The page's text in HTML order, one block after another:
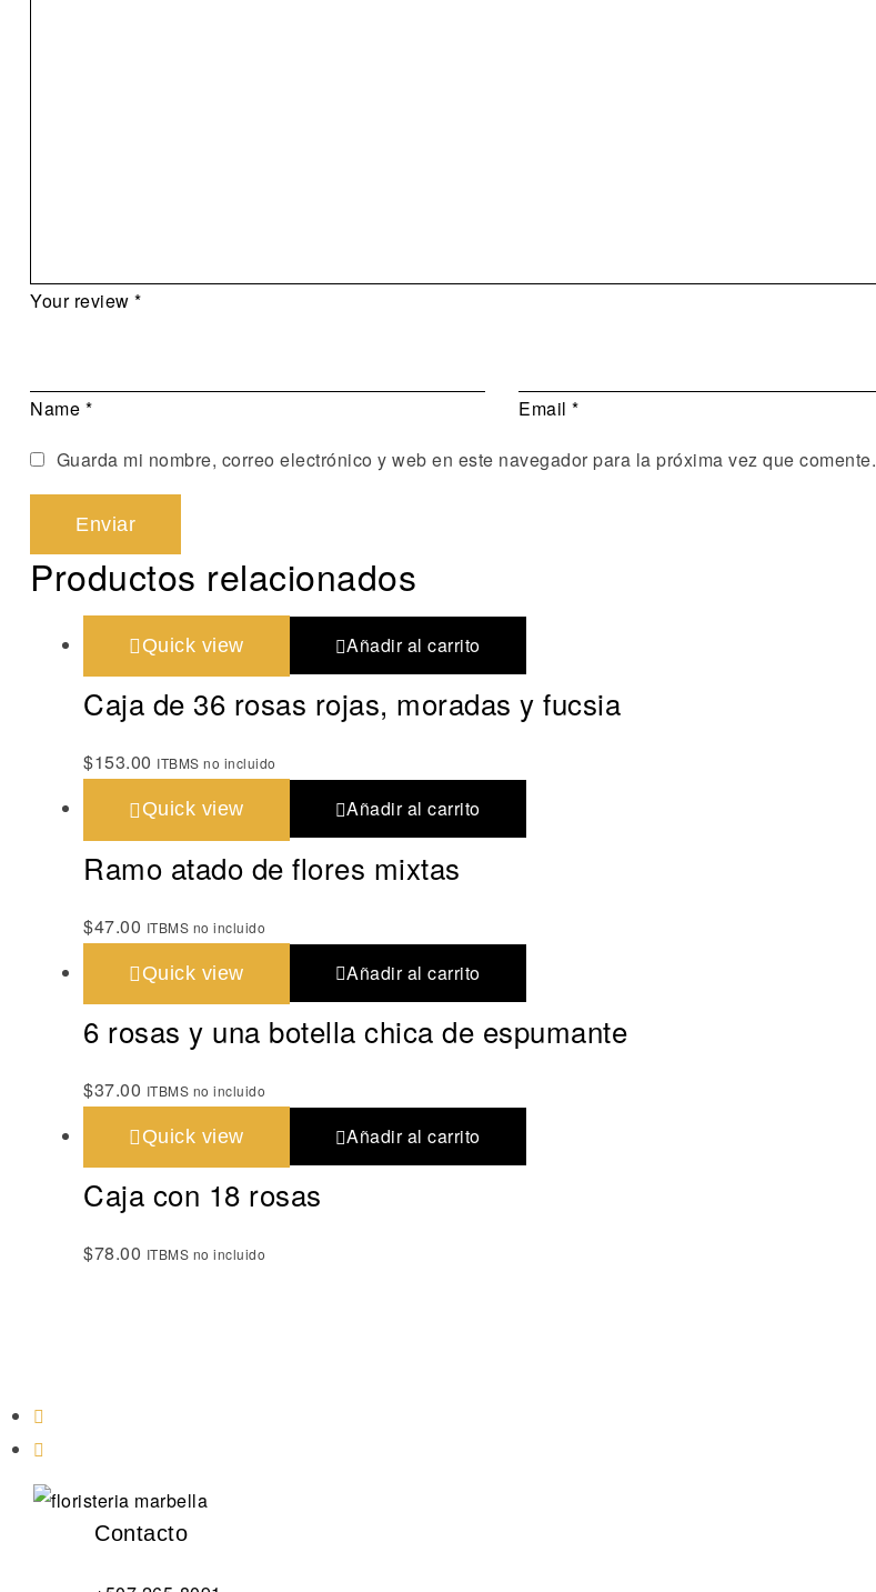
Your review *
Name * Email *
Guarda mi nombre, correo electrónico y web en este navegador para la próxima vez que comente.
Productos relacionados
Quick view Añadir al carrito
Caja de 36 rosas rojas, moradas y fucsia
$153.00 ITBMS no incluido
Quick view Añadir al carrito
Ramo atado de flores mixtas
$47.00 ITBMS no incluido
Quick view Añadir al carrito
6 rosas y una botella chica de espumante
$37.00 ITBMS no incluido
Quick view Añadir al carrito
Caja con 18 rosas
$78.00 ITBMS no incluido
Contacto